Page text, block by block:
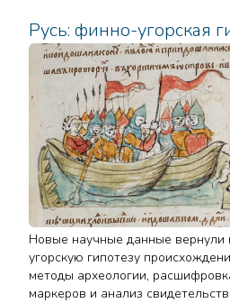
Русь: финно-угорская
Новые научные данные
угорскую гипотезу
методы археологии,
маркеров и анализ